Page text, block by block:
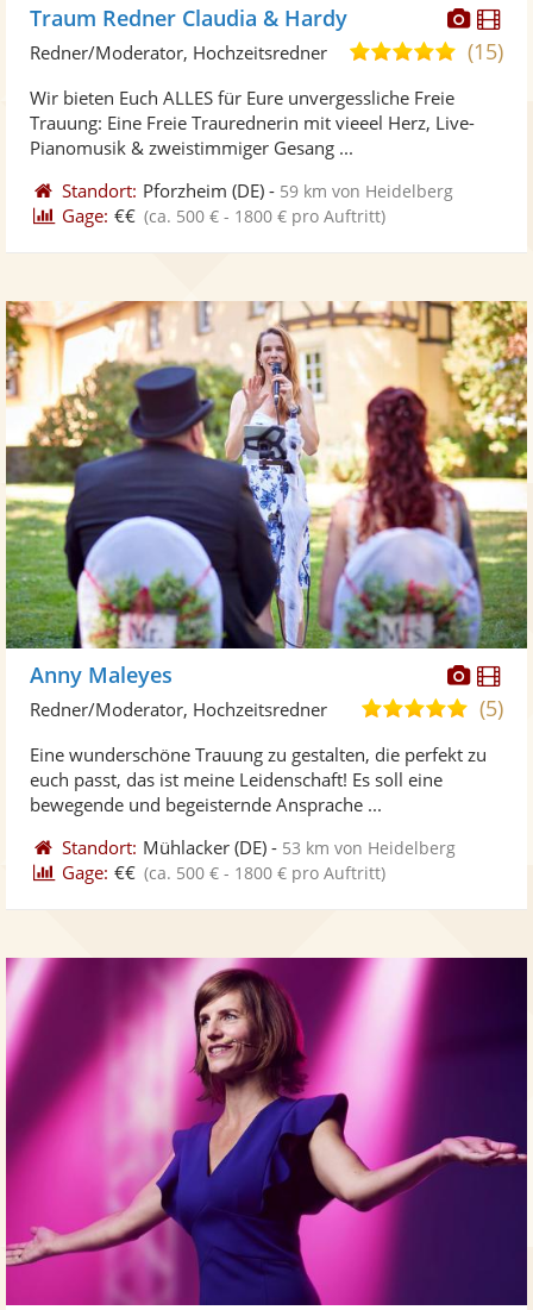
Traum Redner Claudia & Hardy
5,0(15)
Redner/Moderator, Hochzeitsredner
Wir bieten Euch ALLES für Eure unvergessliche Freie
Trauung: Eine Freie Traurednerin mit vieeel Herz, Live-
Pianomusik & zweistimmiger Gesang ...
Standort: Pforzheim (DE) - 59 km von Heidelberg
Gage: €€ (ca. 500 € - 1800 € pro Auftritt)
Fotos
Anny Maleyes
5,0
5
(5)
Redner/Moderator, Hochzeitsredner
Eine wunderschöne Trauung zu gestalten, die perfekt zu
euch passt, das ist meine Leidenschaft! Es soll eine
bewegende und begeisternde Ansprache ...
Standort: Mühlacker (DE) - 53 km von Heidelberg
Gage: €€ (ca. 500 € - 1800 € pro Auftritt)